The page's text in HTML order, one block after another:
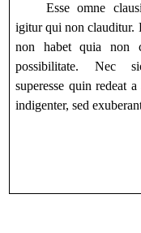
Esse omne
igitur qui non clauditur.
non habet quia non
possibilitate. Nec
superesse quin redeat
indigenter, sed